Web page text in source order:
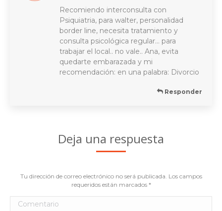
Recomiendo interconsulta con
Psiquiatria, para walter, personalidad
border line, necesita tratamiento y
consulta psicológica regular… para
trabajar el local.. no vale.. Ana, evita
quedarte embarazada y mi
recomendación: en una palabra: Divorcio
Responder
Deja una respuesta
Tu dirección de correo electrónico no será publicada. Los campos
requeridos están marcados *
Comentario